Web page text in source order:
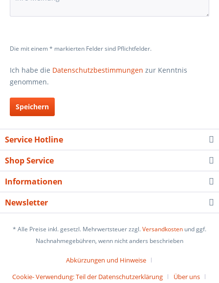
Die mit einem * markierten Felder sind Pflichtfelder.
Ich habe die Datenschutzbestimmungen zur Kenntnis
genommen.
Speichern
Service Hotline
Shop Service
Informationen
Newsletter
* Alle Preise inkl. gesetzl. Mehrwertsteuer zzgl.Versandkosten und ggf.
Nachnahmegebühren, wenn nicht anders beschrieben
Abkürzungen und Hinweise
Cookie- Verwendung: Teil der Datenschutzerklärung
Über uns